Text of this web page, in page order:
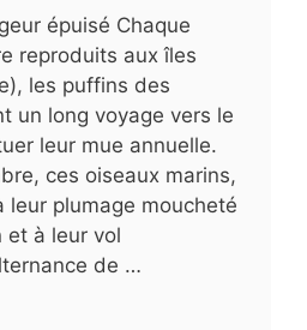
épuisé Chaque
reproduits aux îles
les puffins des
un long voyage vers le
leur mue annuelle.
ces oiseaux marins,
leur plumage moucheté
et à leur vol
de …